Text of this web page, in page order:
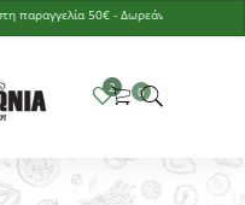
50€ - Δωρεάν παράδοση με